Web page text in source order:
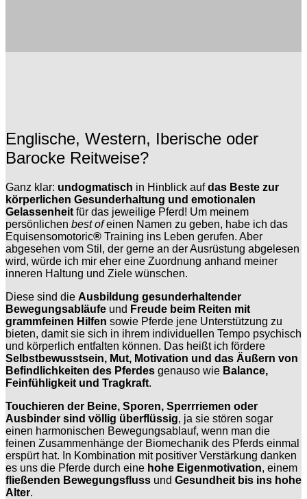
Englische, Western, Iberische oder
Barocke Reitweise?
Ganz klar: undogmatisch in Hinblick aufdas Beste zur
körperlichen Gesunderhaltung und emotionalen
Gelassenheit für das jeweilige Pferd! Um meinem
persönlichen best ofeinen Namen zu geben, habe ich das
Equisensomotoric® Training ins Leben gerufen. Aber
abgesehen vom Stil, der gerne an der Ausrüstung abgelesen
wird, würde ich mir eher eine Zuordnung anhand meiner
inneren Haltung und Ziele wünschen.
Diese sind die Ausbildung gesunderhaltender
Bewegungsabläufe und Freude beim Reiten mit
grammfeinen Hilfen sowie Pferde jene Unterstützung zu
bieten, damit sie sich in ihrem individuellen Tempo psychisch
und körperlich entfalten können. Das heißt ich fördere
Selbstbewusstsein, Mut, Motivation und das Äußern von
Befindlichkeiten des Pferdes genauso wie Balance,
Feinfühligkeit und Tragkraft.
Touchieren der Beine, Sporen, Sperrriemen oder
Ausbinder sind völlig überflüssig, ja sie stören sogar
einen harmonischen Bewegungsablauf, wenn man die
feinen Zusammenhänge der Biomechanik des Pferds einmal
erspürt hat. In Kombination mit positiver Verstärkung danken
es uns die Pferde durch eine hohe Eigenmotivation, einem
fließenden Bewegungsfluss und Gesundheit bis ins hohe
Alter.